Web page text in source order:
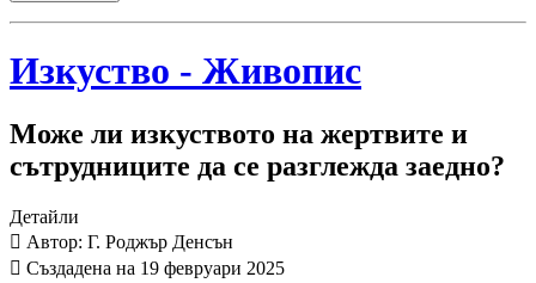
Изкуство - Живопис
Може ли изкуството на жертвите и
сътрудниците да се разглежда заедно?
Детайли
Автор: Г. Роджър Денсън
Създадена на 19 февруари 2025